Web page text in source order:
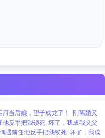
府当后娘，望子成龙了！
刚离婚又
他反手把我锁死 坏了，我成我义父
遇前任他反手把我锁死 坏了，我成